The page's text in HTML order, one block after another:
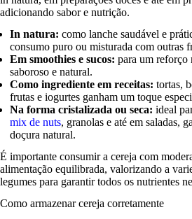
adicionando sabor e nutrição.
In natura: como lanche saudável e
consumo puro ou misturada com outras
Em smoothies e sucos: para um reforço
saboroso e natural.
Como ingrediente em receitas: tortas,
frutas e iogurtes ganham um toque
Na forma cristalizada ou seca: ideal
mix de nuts, granolas e até em saladas,
doçura natural.
É importante consumir a cereja com
alimentação equilibrada, valorizando a
legumes para garantir todos os nutrientes
Como armazenar cereja corretamente